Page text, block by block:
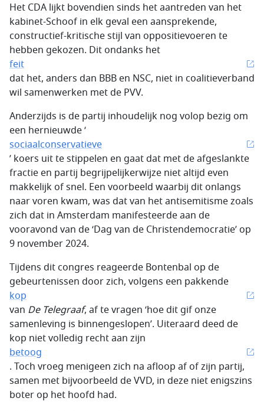
Het CDA lijkt bovendien sinds het aantreden van het
kabinet-Schoof in elk geval een aansprekende,
constructief-kritische stijl van oppositievoeren te
hebben gekozen. Dit ondanks het
feit
dat het, anders dan BBB en NSC, niet in coalitieverband
wil samenwerken met de PVV.
Anderzijds is de partij inhoudelijk nog volop bezig om
een hernieuwde ‘
sociaalconservatieve
’ koers uit te stippelen en gaat dat met de afgeslankte
fractie en partij begrijpelijkerwijze niet altijd even
makkelijk of snel. Een voorbeeld waarbij dit onlangs
naar voren kwam, was dat van het antisemitisme zoals
zich dat in Amsterdam manifesteerde aan de
vooravond van de ‘Dag van de Christendemocratie’ op
9 november 2024.
Tijdens dit congres reageerde Bontenbal op de
gebeurtenissen door zich, volgens een pakkende
kop
van De Telegraaf, af te vragen ‘hoe dit gif onze
samenleving is binnengeslopen’. Uiteraard deed de
kop niet volledig recht aan zijn
betoog
. Toch vroeg menigeen zich na afloop af of zijn partij,
samen met bijvoorbeeld de VVD, in deze niet enigszins
boter op het hoofd had.